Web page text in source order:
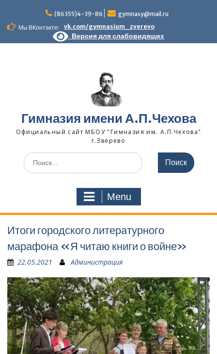
content
(86355)4-39-86
gymnasy@mail.ru
Мы ВКонтакте:
vk.com/gymnasium_zverevo
Версия для слабовидящих
Гимназия имени А.П.Чехова
Официальный сайт МБОУ "Гимназия им. А.П.Чехова"
г.Зверево
Search
for:
Menu
Итоги городского литературного
марафона «Я читаю книги о войне»
22.05.2021 Администрация